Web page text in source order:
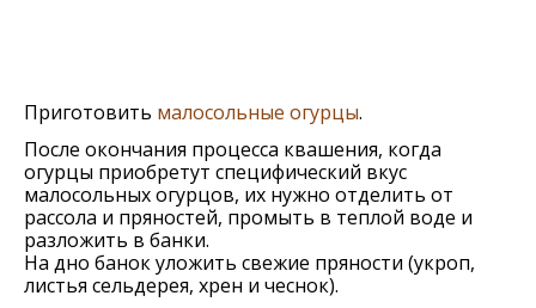
Приготовить малосольные огурцы.
После окончания процесса квашения, когда
огурцы приобретут специфический вкус
малосольных огурцов, их нужно отделить от
рассола и пряностей, промыть в теплой воде и
разложить в банки.
На дно банок уложить свежие пряности (укроп,
листья сельдерея, хрен и чеснок).